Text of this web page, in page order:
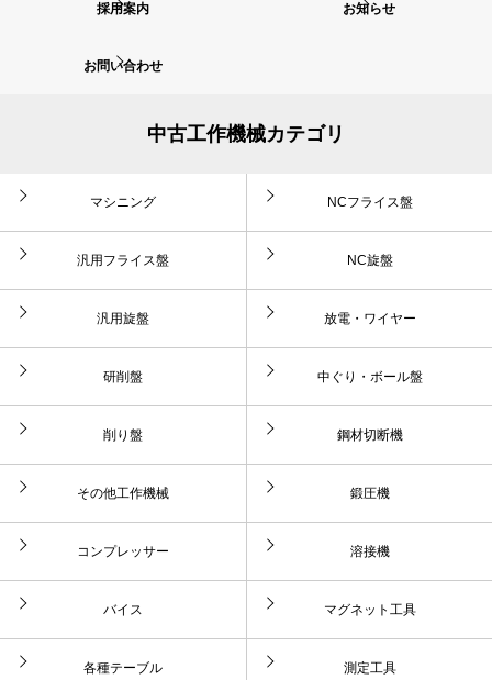
採用案内 お知らせ
お問い合わせ
中古工作機械カテゴリ
マシニング NCフライス盤
汎用フライス盤 NC旋盤
汎用旋盤 放電・ワイヤー
研削盤 中ぐり・ボール盤
削り盤 鋼材切断機
その他工作機械 鍛圧機
コンプレッサー 溶接機
バイス マグネット工具
各種テーブル 測定工具